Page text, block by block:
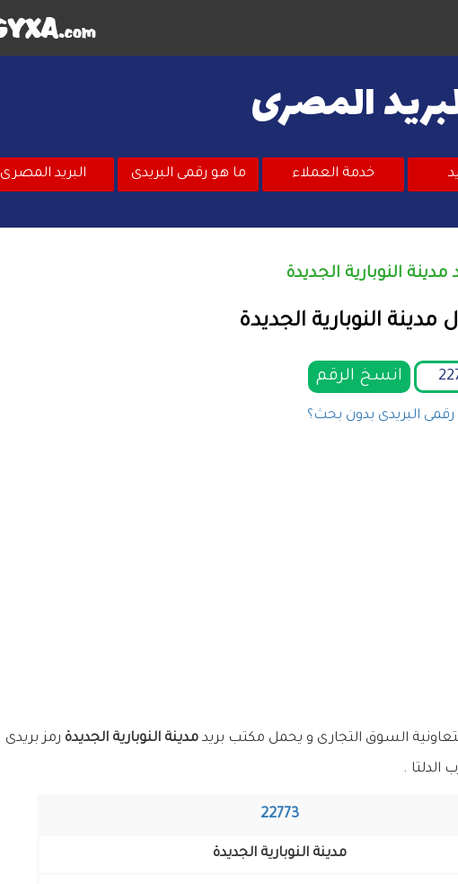
المصرى
خدمة العملاء ما هو رقمى البريدى البريد المصرى
النوبارية الجديدة
مدينة النوبارية الجديدة
انسخ الرقم
البريدى بدون بحث؟
السوق التجارى و يحمل مكتب بريد مدينة النوبارية الجديدة رمز بريدى
الدلتا .
22773
مدينة النوبارية الجديدة